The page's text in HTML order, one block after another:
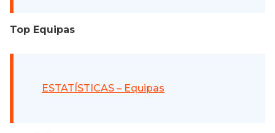
Top Equipas
ESTATÍSTICAS – Equipas